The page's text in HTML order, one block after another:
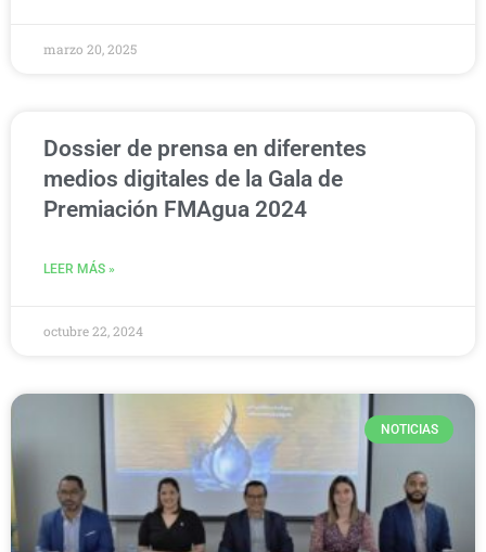
marzo 20, 2025
Dossier de prensa en diferentes
medios digitales de la Gala de
Premiación FMAgua 2024
LEER MÁS »
octubre 22, 2024
NOTICIAS